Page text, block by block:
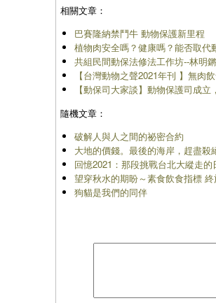
相關文章：
巴賽隆納禁鬥牛 動物保護新里程
植物肉安全嗎？健康嗎？能否取代
共組民間動保法修法工作坊--林明
【台灣動物之聲2021年刊 】無肉
【動保司大家談】動物保護司成
隨機文章：
破解人與人之間的祕密合約
大地的價錢。最後的海岸，趕盡殺
回憶2021：那段挑戰台北大縱走
望穿秋水的期盼～素食飲食指標
狗貓是我們的同伴